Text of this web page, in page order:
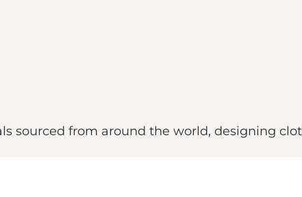
sourced from around the world, designing